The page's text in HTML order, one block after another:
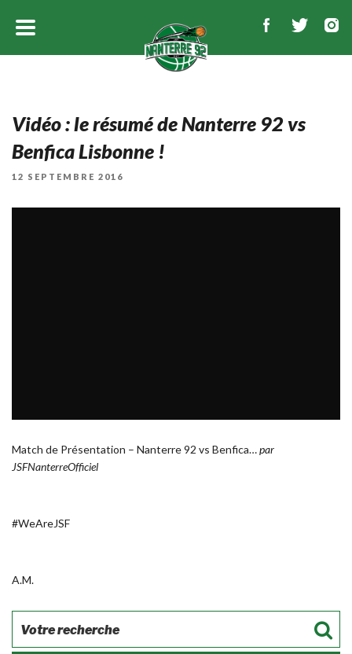
Vidéo : le résumé de Nanterre 92 vs
Benfica Lisbonne !
PUBLIÉ
12 SEPTEMBRE 2016
Match de Présentation – Nanterre 92 vs Benfica…par
JSFNanterreOfficiel
#WeAreJSF
A.M.